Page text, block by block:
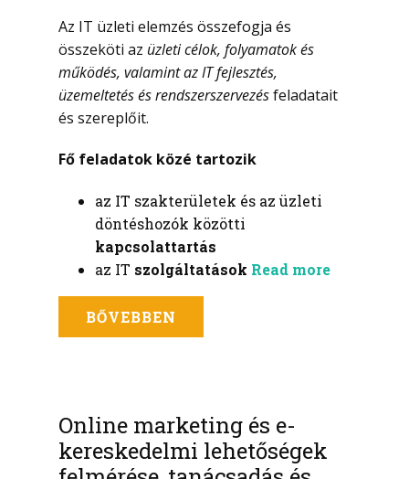
Az IT üzleti elemzés összefogja és
összeköti az üzleti célok, folyamatok és
működés, valamint az IT fejlesztés,
üzemeltetés és rendszerszervezésfeladatait
és szereplőit.
Fő feladatok közé tartozik
az IT szakterületek és az üzleti
döntéshozók közötti
kapcsolattartás
az IT szolgáltatások Read more
BŐVEBBEN
Online marketing és e-
kereskedelmi lehetőségek